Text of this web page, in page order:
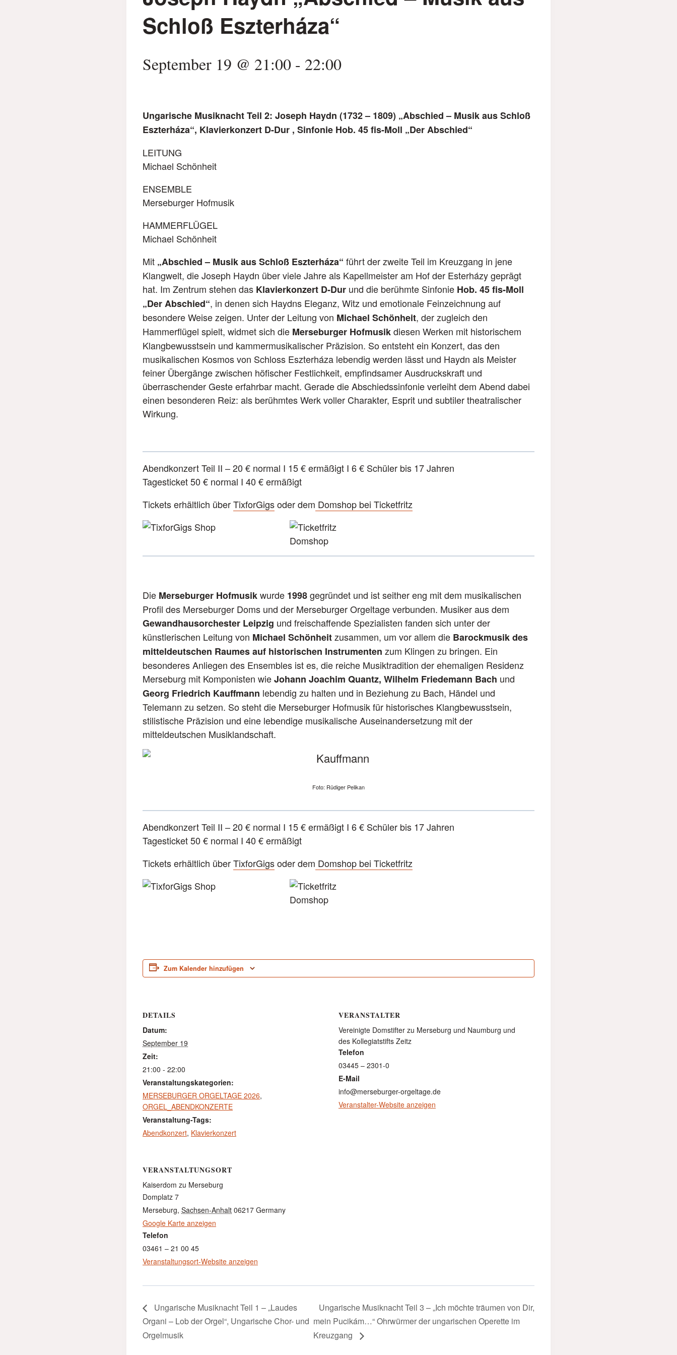
Schloß Eszterháza“
September 19 @ 21:00 - 22:00
Ungarische Musiknacht Teil 2: Joseph Haydn (1732 – 1809) „Abschied – Musik aus Schloß
Eszterháza“, Klavierkonzert D-Dur , Sinfonie Hob. 45 fis-Moll „Der Abschied“
LEITUNG
Michael Schönheit
ENSEMBLE
Merseburger Hofmusik
HAMMERFLÜGEL
Michael Schönheit
Mit „Abschied – Musik aus Schloß Eszterháza“ führt der zweite Teil im Kreuzgang in jene
Klangwelt, die Joseph Haydn über viele Jahre als Kapellmeister am Hof der Esterházy geprägt
hat. Im Zentrum stehen das Klavierkonzert D-Dur und die berühmte Sinfonie Hob. 45 fis-Moll
„Der Abschied“, in denen sich Haydns Eleganz, Witz und emotionale Feinzeichnung auf
besondere Weise zeigen. Unter der Leitung von Michael Schönheit, der zugleich den
Hammerflügel spielt, widmet sich die Merseburger Hofmusikdiesen Werken mit historischem
Klangbewusstsein und kammermusikalischer Präzision. So entsteht ein Konzert, das den
musikalischen Kosmos von Schloss Eszterháza lebendig werden lässt und Haydn als Meister
feiner Übergänge zwischen höfischer Festlichkeit, empfindsamer Ausdruckskraft und
überraschender Geste erfahrbar macht. Gerade die Abschiedssinfonie verleiht dem Abend dabei
einen besonderen Reiz: als berühmtes Werk voller Charakter, Esprit und subtiler theatralischer
Wirkung.
Abendkonzert Teil II – 20 € normal I 15 € ermäßigt I 6 € Schüler bis 17 Jahren
Tagesticket 50 € normal I 40 € ermäßigt
Tickets erhältlich überTixforGigsoder dem Domshop bei Ticketfritz
Die Merseburger Hofmusikwurde 1998gegründet und ist seither eng mit dem musikalischen
Profil des Merseburger Doms und der Merseburger Orgeltage verbunden. Musiker aus dem
Gewandhausorchester Leipzig und freischaffende Spezialisten fanden sich unter der
künstlerischen Leitung von Michael Schönheitzusammen, um vor allem die Barockmusik des
mitteldeutschen Raumes auf historischen Instrumenten zum Klingen zu bringen. Ein
besonderes Anliegen des Ensembles ist es, die reiche Musiktradition der ehemaligen Residenz
Merseburg mit Komponisten wieJohann Joachim Quantz, Wilhelm Friedemann Bach und
Georg Friedrich Kauffmann lebendig zu halten und in Beziehung zu Bach, Händel und
Telemann zu setzen. So steht die Merseburger Hofmusik für historisches Klangbewusstsein,
stilistische Präzision und eine lebendige musikalische Auseinandersetzung mit der
mitteldeutschen Musiklandschaft.
Foto: Rüdiger Pelikan
Abendkonzert Teil II – 20 € normal I 15 € ermäßigt I 6 € Schüler bis 17 Jahren
Tagesticket 50 € normal I 40 € ermäßigt
Tickets erhältlich überTixforGigsoder dem Domshop bei Ticketfritz
Zum Kalender hinzufügen
DETAILS
Datum:
September 19
Zeit:
21:00 - 22:00
Veranstaltungskategorien:
MERSEBURGER ORGELTAGE 2026,
ORGEL_ABENDKONZERTE
Veranstaltung-Tags:
Abendkonzert, Klavierkonzert
VERANSTALTER
Vereinigte Domstifter zu Merseburg und Naumburg und
des Kollegiatstifts Zeitz
Telefon
03445 – 2301-0
E-Mail
info@merseburger-orgeltage.de
Veranstalter-Website anzeigen
VERANSTALTUNGSORT
Kaiserdom zu Merseburg
Domplatz 7
Merseburg, Sachsen-Anhalt 06217 Germany
Google Karte anzeigen
Telefon
03461 – 21 00 45
Veranstaltungsort-Website anzeigen
Ungarische Musiknacht Teil 1 – „Laudes
Organi – Lob der Orgel“, Ungarische Chor- und
Orgelmusik
Ungarische Musiknacht Teil 3 – „Ich möchte träumen von Dir,
mein Pucikám…“ Ohrwürmer der ungarischen Operette im
Kreuzgang